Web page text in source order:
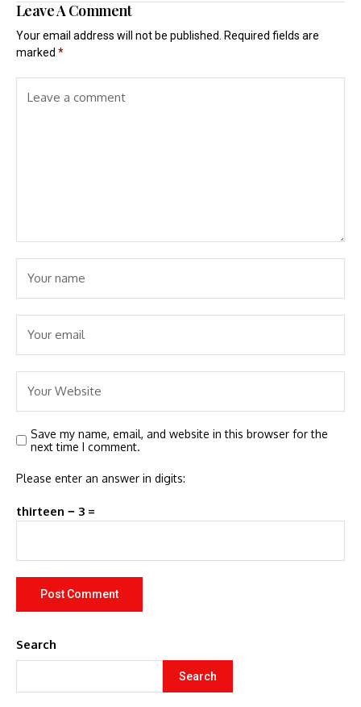
Leave A Comment
Your email address will not be published.
Required fields are
marked *
Save my name, email, and website in this browser for the
next time I comment.
Please enter an answer in digits:
thirteen − 3 =
Search
Search